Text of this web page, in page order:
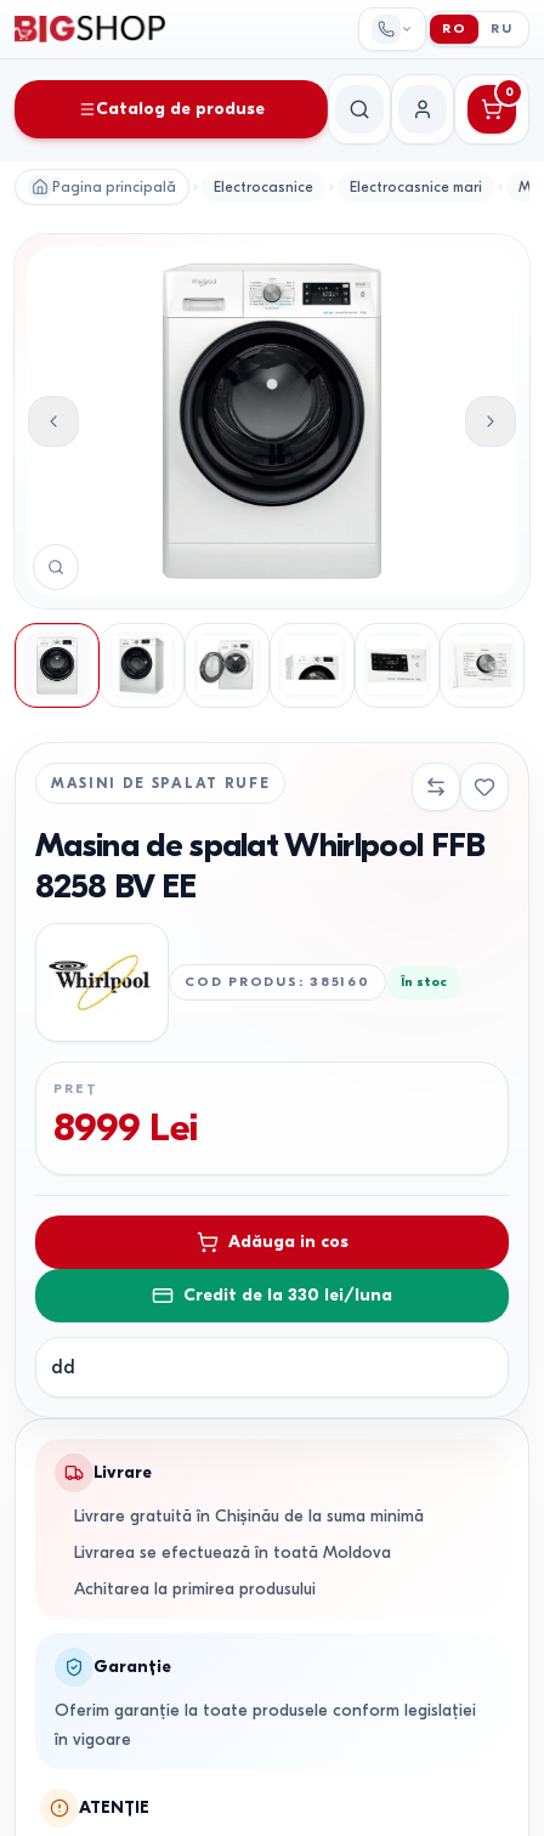
RO RU
Catalog de produse
CăutareContul meu
0
Pagina principală Electrocasnice Electrocasnice mari
MASINI DE SPALAT RUFE
Masina de spalat Whirlpool FFB
8258 BV EE
COD PRODUS :385160 În stoc
PREȚ
8999 Lei
Adăuga in cos
Credit de la 330 lei/luna
dd
Livrare
Livrare gratuită în Chișinău de la suma minimă
Livrarea se efectuează în toată Moldova
Achitarea la primirea produsului
Garanție
Oferim garanție la toate produsele conform legislației
în vigoare
ATENȚIE